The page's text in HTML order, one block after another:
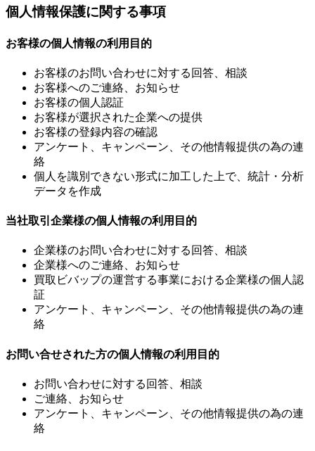
個人情報保護に関する事項
お客様の個人情報の利用目的
お客様のお問い合わせに対する回答、相談
お客様へのご連絡、お知らせ
お客様の個人認証
お客様が選択された企業への提供
お客様の登録内容の確認
アンケート、キャンペーン、その他情報提供の為の連
絡
個人を識別できない形式に加工した上で、統計・分析
データを作成
当社取引企業様の個人情報の利用目的
企業様のお問い合わせに対する回答、相談
企業様へのご連絡、お知らせ
買取ビバップの運営する事業における企業様の個人認
証
アンケート、キャンペーン、その他情報提供の為の連
絡
お問い合せされた方の個人情報の利用目的
お問い合わせに対する回答、相談
ご連絡、お知らせ
アンケート、キャンペーン、その他情報提供の為の連
絡